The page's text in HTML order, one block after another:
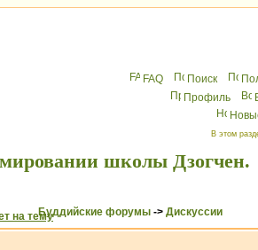
FAQ Поиск
Профиль
В этом
школы Дзогчен.
Буддийские форумы -> Дискуссии